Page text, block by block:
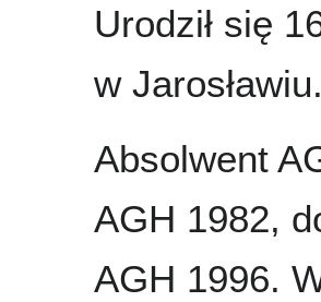
Urodził się
w Jarosławiu.
Absolwent
AGH 1982,
AGH 1996.